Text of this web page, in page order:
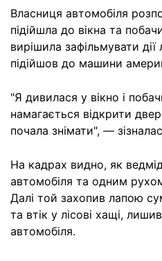
Власниця автомобіля
підійшла до вікна та
вирішила зафільмувати
підійшов до машини
"Я дивилася у вікно і
намагається відкрити
почала знімати", —
На кадрах видно, як
автомобіля та одним
Далі той захопив лапою
та втік у лісові хащі,
автомобіля.